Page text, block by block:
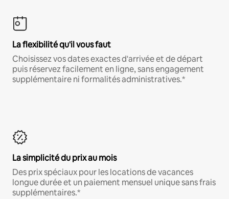
La flexibilité qu'il vous faut
Choisissez vos dates exactes d'arrivée et de départ
puis réservez facilement en ligne, sans engagement
supplémentaire ni formalités administratives.*
La simplicité du prix au mois
Des prix spéciaux pour les locations de vacances
longue durée et un paiement mensuel unique sans frais
supplémentaires.*